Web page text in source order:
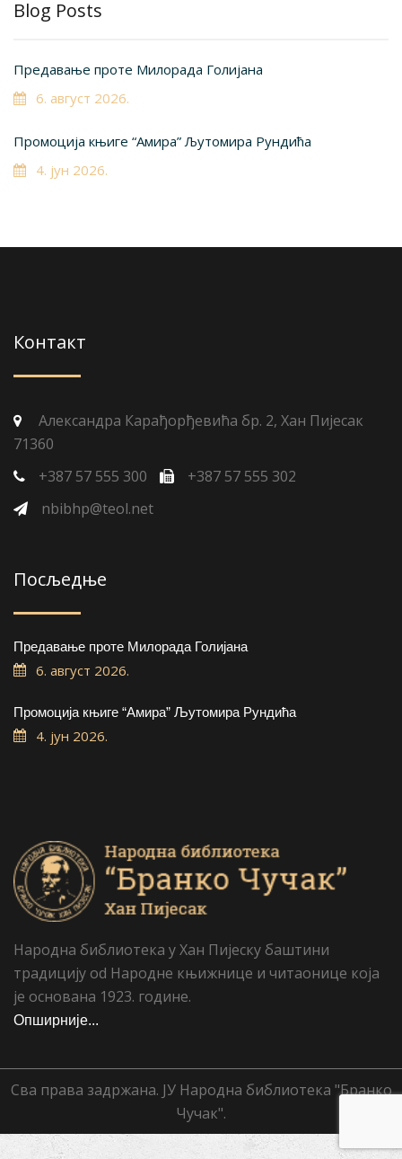
Blog Posts
Предавање проте Милорада Голијана
6. август 2026.
Промоција књиге “Амира” Љутомира Рундића
4. јун 2026.
Контакт
Александра Карађорђевића бр. 2, Хан Пијесак
71360
+387 57 555 300
+387 57 555 302
nbibhp@teol.net
Посљедње
Предавање проте Милорада Голијана
6. август 2026.
Промоција књиге “Амира” Љутомира Рундића
4. јун 2026.
Народна библиотека у Хан Пијеску баштини
традицију od Народне књижнице и читаонице која
је основана 1923. године.
Опширније...
Сва права задржана. ЈУ Народна библиотека "Бранко
Чучак".